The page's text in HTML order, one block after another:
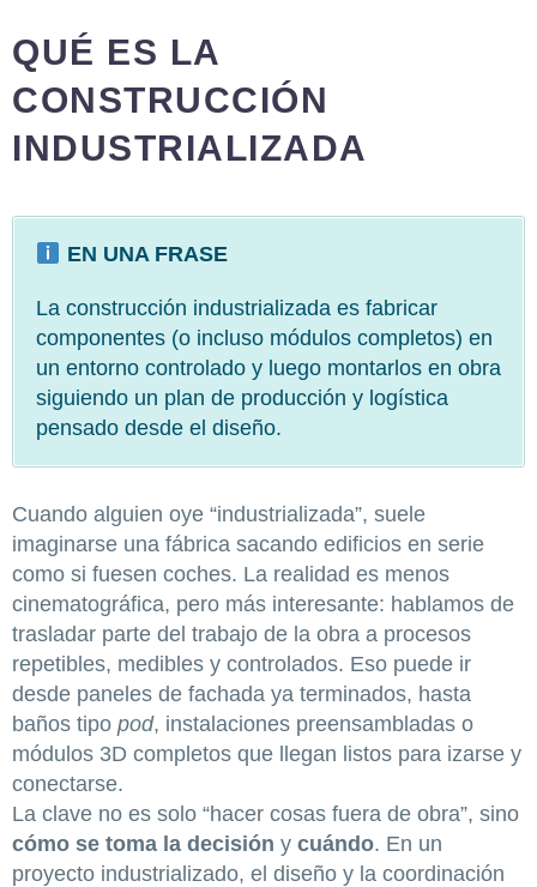
QUÉ ES LA
CONSTRUCCIÓN
INDUSTRIALIZADA
EN UNA FRASE
La construcción industrializada es fabricar
componentes (o incluso módulos completos) en
un entorno controlado y luego montarlos en obra
siguiendo un plan de producción y logística
pensado desde el diseño.
Cuando alguien oye “industrializada”, suele
imaginarse una fábrica sacando edificios en serie
como si fuesen coches. La realidad es menos
cinematográfica, pero más interesante: hablamos de
trasladar parte del trabajo de la obra a procesos
repetibles, medibles y controlados. Eso puede ir
desde paneles de fachada ya terminados, hasta
baños tipo pod, instalaciones preensambladas o
módulos 3D completos que llegan listos para izarse y
conectarse.
La clave no es solo “hacer cosas fuera de obra”, sino
cómo se toma la decisión y cuándo. En un
proyecto industrializado, el diseño y la coordinación